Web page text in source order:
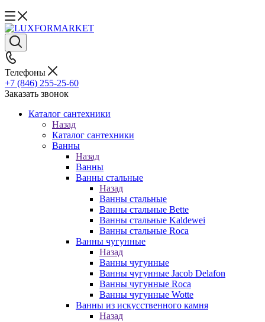
Телефоны
+7 (846) 255-25-60
Заказать звонок
Каталог сантехники
Назад
Каталог сантехники
Ванны
Назад
Ванны
Ванны стальные
Назад
Ванны стальные
Ванны стальные Bette
Ванны стальные Kaldewei
Ванны стальные Roca
Ванны чугунные
Назад
Ванны чугунные
Ванны чугунные Jacob Delafon
Ванны чугунные Roca
Ванны чугунные Wotte
Ванны из искусственного камня
Назад